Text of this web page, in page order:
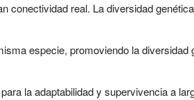
conectividad real. La diversidad
especie, promoviendo la diversidad
la adaptabilidad y supervivencia a